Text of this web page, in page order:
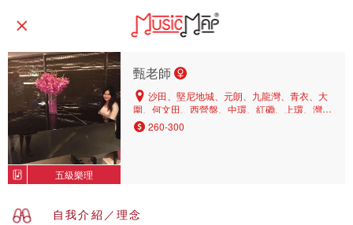
五級樂理
甄老師
沙田、堅尼地城、元朗、九龍灣、青衣、大
圍、何文田、西營盤、中環、紅磡、上環、灣
仔、荃灣、中區、天后、深水埗、火炭、九龍
塘、北角、葵興、長沙灣、葵涌、銅鑼灣
260-300
自我介紹／理念